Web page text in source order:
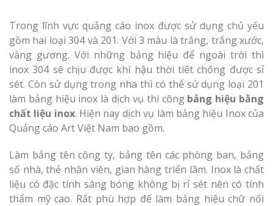
Trong lĩnh vực quảng cáo inox được sử dụng chủ yếu
gồm hai loại 304 và 201. Với 3 màu là trắng, trắng xước,
vàng gương. Với những bảng hiệu để ngoài trời thì
inox 304 sẽ chịu được khí hậu thời tiết chống được sỉ
sét. Còn sử dụng trong nha thì có thể sử dụng loại 201
làm bảng hiệu inox là dịch vụ thi côngbảng hiệu bằng
chất liệu inox. Hiện nay dịch vụ làm bảng hiệu Inox của
Quảng cáo Art Việt Nam bao gồm.
Làm bảng tên công ty, bảng tên các phòng ban, bảng
số nhà, thẻ nhân viên, gian hàng triển lãm. Inox là chất
liệu có đặc tính sáng bóng không bị rỉ sét nên có tính
thẩm mỹ cao. Rất phù hợp để làm bảng hiệu chữ nổi